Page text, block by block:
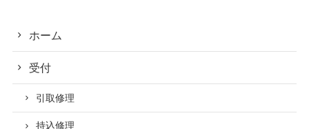
ホーム
受付
引取修理
持込修理